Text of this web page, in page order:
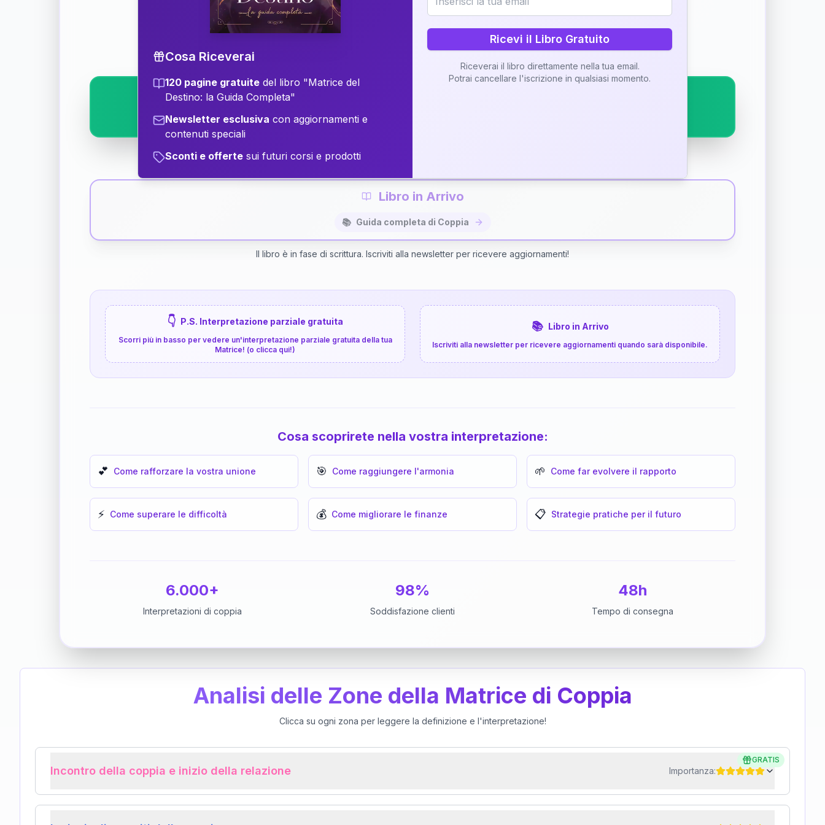
Scopri il significato della vostra Matrice di Coppia attraverso una nostra interpretazione
✨ Interpretazione personalizzata
⚡
Libro in Arrivo
📚 Guida completa di Coppia
Il libro è in fase di scrittura. Iscriviti alla newsletter per ricevere aggiornamenti!
👇 P.S. Interpretazione parziale gratuita
Scorri più in basso per vedere un'interpretazione parziale gratuita della tua
Matrice! (o clicca qui!)
📚 Libro in Arrivo
Iscriviti alla newsletter per ricevere aggiornamenti quando sarà disponibile.
Cosa scoprirete nella vostra interpretazione:
💕 Come rafforzare la vostra unione 🎯 Come raggiungere l'armonia 🌱 Come far evolvere il rapporto
⚡ Come superare le difficoltà 💰 Come migliorare le finanze 📋 Strategie pratiche per il futuro
6.000+
Interpretazioni di coppia
98%
Soddisfazione clienti
48h
Tempo di consegna
Analisi delle Zone della Matrice di Coppia
Clicca su ogni zona per leggere la definizione e l'interpretazione!
GRATIS
Incontro della coppia e inizio della relazione Importanza:
Cosa Riceverai
120 pagine gratuite del libro "Matrice del
Destino: la Guida Completa"
Newsletter esclusiva con aggiornamenti e
contenuti speciali
Sconti e offerte sui futuri corsi e prodotti
Ricevi il Libro Gratuito
Riceverai il libro direttamente nella tua email.
Potrai cancellare l'iscrizione in qualsiasi momento.